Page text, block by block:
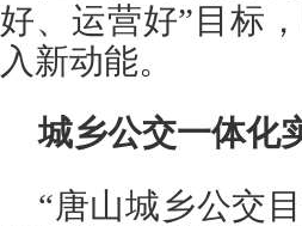
好、运营好”目标
入新动能。
城乡公交一体化
“唐山城乡公交